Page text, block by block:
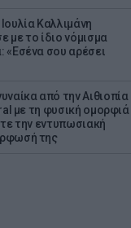
Καλλιμάνη
με το ίδιο νόμισμα
«Εσένα σου αρέσει
από την Αιθιοπία
με τη φυσική ομορφιά
την εντυπωσιακή
της